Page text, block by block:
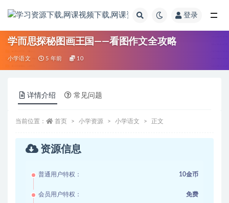
登录
学而思探秘图画王国——看图作文全攻略
小学语文 5 年前 10
详情介绍 常见问题
当前位置： 首页 小学资源 小学语文 正文
资源信息
普通用户特权： 10金币
会员用户特权： 免费